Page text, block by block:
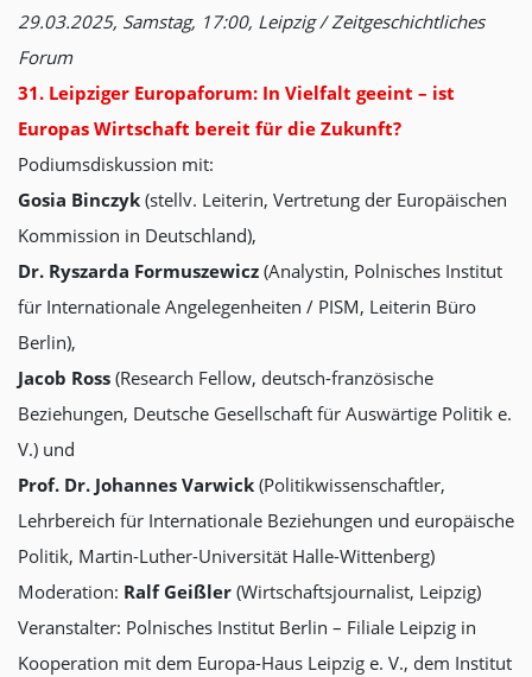
29.03.2025, Samstag, 17:00, Leipzig / Zeitgeschichtliches
Forum
31. Leipziger Europaforum: In Vielfalt geeint – ist
Europas Wirtschaft bereit für die Zukunft?
Podiumsdiskussion mit:
Gosia Binczyk (stellv. Leiterin, Vertretung der Europäischen
Kommission in Deutschland),
Dr. Ryszarda Formuszewicz (Analystin, Polnisches Institut
für Internationale Angelegenheiten / PISM, Leiterin Büro
Berlin),
Jacob Ross (Research Fellow, deutsch-französische
Beziehungen, Deutsche Gesellschaft für Auswärtige Politik e.
V.) und
Prof. Dr. Johannes Varwick (Politikwissenschaftler,
Lehrbereich für Internationale Beziehungen und europäische
Politik, Martin-Luther-Universität Halle-Wittenberg)
Moderation: Ralf Geißler (Wirtschaftsjournalist, Leipzig)
Veranstalter: Polnisches Institut Berlin – Filiale Leipzig in
Kooperation mit dem Europa-Haus Leipzig e. V., dem Institut